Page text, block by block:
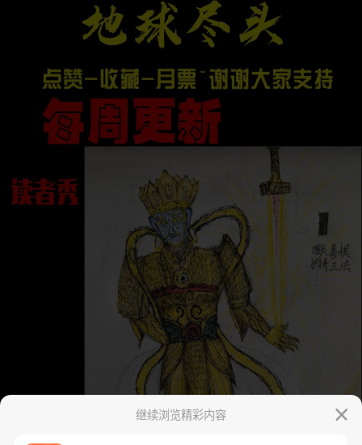
继续浏览精彩内容